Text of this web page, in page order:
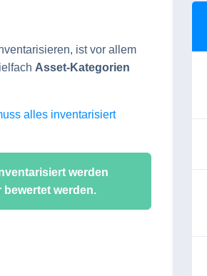
ist vor allem
Asset-Kategorien
alles inventarisiert
werden
werden.